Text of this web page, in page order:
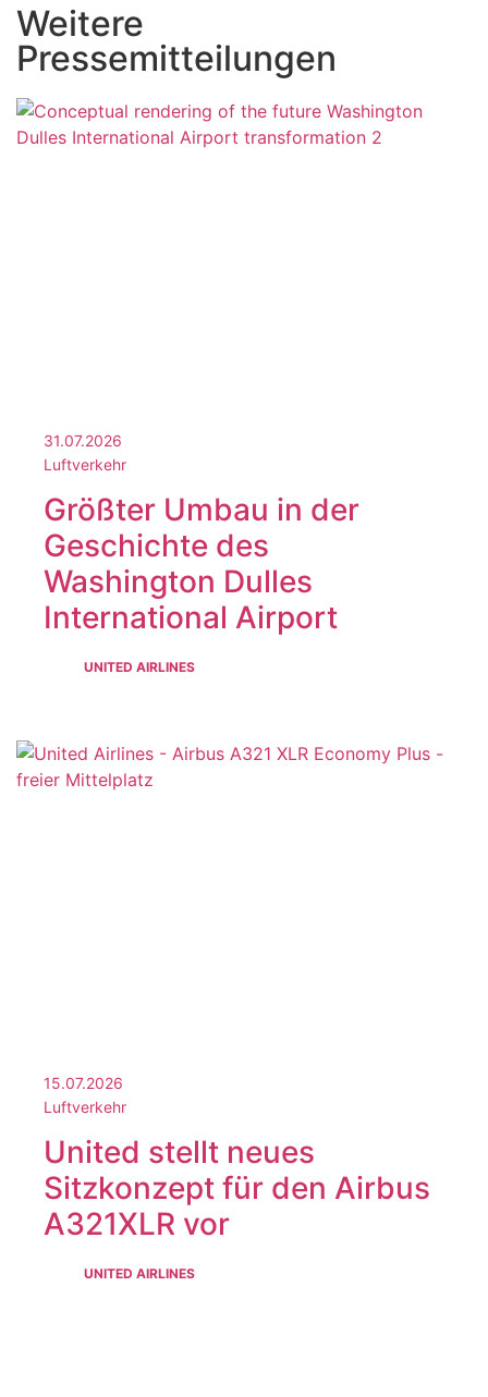
Weitere
Pressemitteilungen
31.07.2026
Luftverkehr
Größter Umbau in der
Geschichte des
Washington Dulles
International Airport
UNITED AIRLINES
15.07.2026
Luftverkehr
United stellt neues
Sitzkonzept für den Airbus
A321XLR vor
UNITED AIRLINES